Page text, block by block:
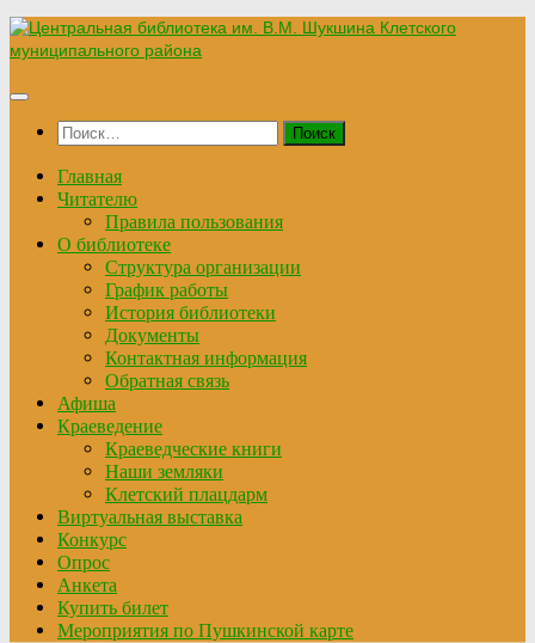
Перейти
к
Найти:
Главная
Читателю
Правила пользования
О библиотеке
Структура организации
График работы
История библиотеки
Документы
Контактная информация
Обратная связь
Афиша
Краеведение
Краеведческие книги
Наши земляки
Клетский плацдарм
Виртуальная выставка
Конкурс
Опрос
Анкета
Купить билет
Мероприятия по Пушкинской карте